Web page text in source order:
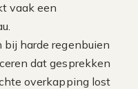
vaak een
harde regenbuien
dat gesprekken
overkapping lost